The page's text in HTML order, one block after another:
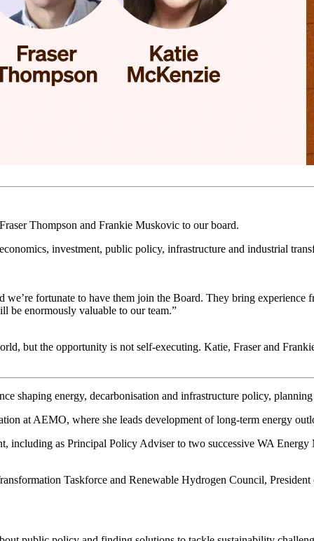
investment, public policy, infrastructure and industrial
fortunate to have them join the Board. They bring
but the opportunity is not self-executing. Katie, Fraser and
investment.​​​​‌
and transition planning for WA’s main power system.​​​​‌
including as Principal Policy Adviser to two successive WA
Taskforce and Renewable Hydrogen Council,